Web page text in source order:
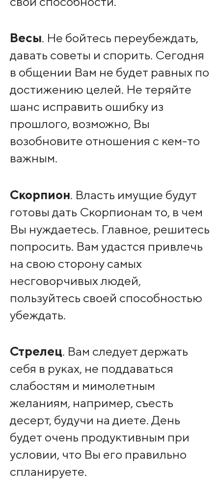
Весы. Не бойтесь переубеждать,
давать советы и спорить. Сегодня
в общении Вам не будет равных по
достижению целей. Не теряйте
шанс исправить ошибку из
прошлого, возможно, Вы
возобновите отношения с кем-то
важным.
Скорпион. Власть имущие будут
готовы дать Скорпионам то, в чем
Вы нуждаетесь. Главное, решитесь
попросить. Вам удастся привлечь
на свою сторону самых
несговорчивых людей,
пользуйтесь своей способностью
убеждать.
Стрелец. Вам следует держать
себя в руках, не поддаваться
слабостям и мимолетным
желаниям, например, съесть
десерт, будучи на диете. День
будет очень продуктивным при
условии, что Вы его правильно
спланируете.